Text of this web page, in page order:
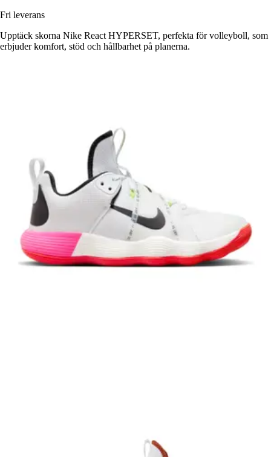
Fri leverans
Upptäck skorna Nike React HYPERSET, perfekta för volleyboll, som
erbjuder komfort, stöd och hållbarhet på planerna.